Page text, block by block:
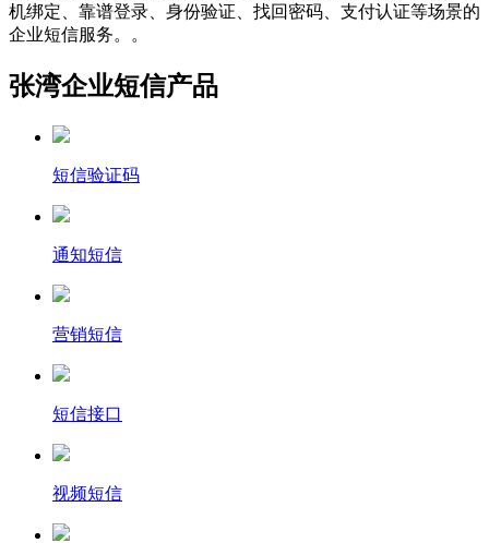
机绑定、靠谱登录、身份验证、找回密码、支付认证等场景的
企业短信服务。。
张湾企业短信产品
短信验证码
通知短信
营销短信
短信接口
视频短信